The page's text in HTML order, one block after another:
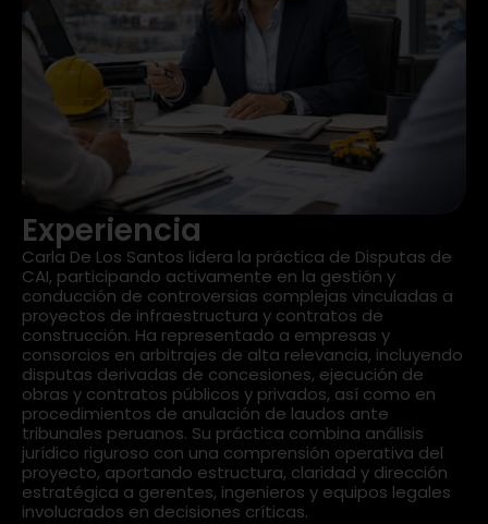
Experiencia
Carla De Los Santos lidera la práctica de Disputas de
CAI, participando activamente en la gestión y
conducción de controversias complejas vinculadas a
proyectos de infraestructura y contratos de
construcción. Ha representado a empresas y
consorcios en arbitrajes de alta relevancia, incluyendo
disputas derivadas de concesiones, ejecución de
obras y contratos públicos y privados, así como en
procedimientos de anulación de laudos ante
tribunales peruanos. Su práctica combina análisis
jurídico riguroso con una comprensión operativa del
proyecto, aportando estructura, claridad y dirección
estratégica a gerentes, ingenieros y equipos legales
involucrados en decisiones críticas.